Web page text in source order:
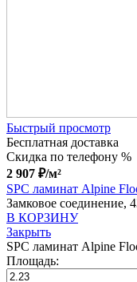
Быстрый просмотр
Бесплатная доставка
Скидка по телефону %
2 907 ₽/м²
SPC ламинат Alpine
Замковое соединение,
В КОРЗИНУ
Закрыть
SPC ламинат Alpine
Площадь: